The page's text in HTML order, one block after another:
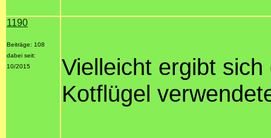
1190
Beiträge: 108
dabei seit:
10/2015
Vielleicht ergibt
Kotflügel